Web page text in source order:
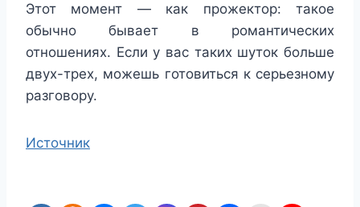
Этот момент — как прожектор: такое
обычно бывает в романтических
отношениях. Если у вас таких шуток больше
двух-трех, можешь готовиться к серьезному
разговору.
Источник